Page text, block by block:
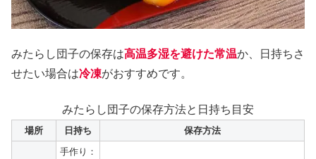
みたらし団子の保存は高温多湿を避けた常温か、日持ちさ
せたい場合は冷凍がおすすめです。
みたらし団子の保存方法と日持ち目安
場所 日持ち 保存方法
手作り：